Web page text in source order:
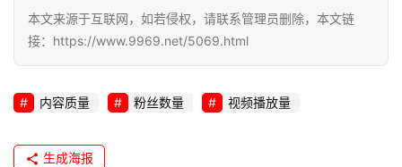
本文来源于互联网，如若侵权，请联系管理员删除，本文链
接：https://www.9969.net/5069.html
内容质量 粉丝数量 视频播放量
生成海报